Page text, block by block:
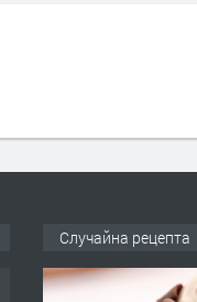
Случайна рецепта